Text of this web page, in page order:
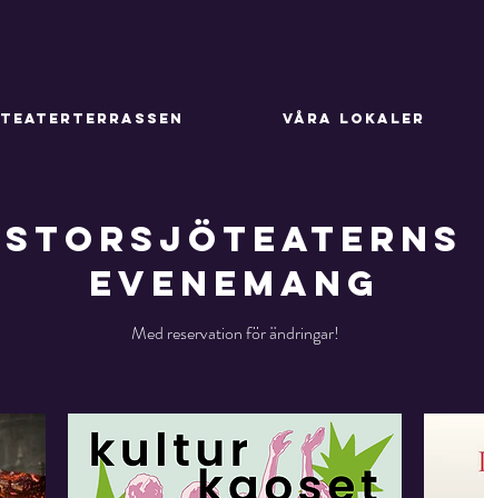
TEATERTERRASSEN VÅRA LOKALER
STORSJÖTEATERNS
EVENEMANG
Med reservation för ändringar!